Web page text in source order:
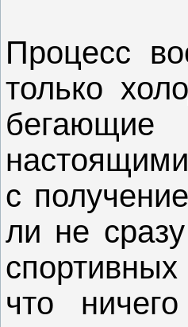
Процесс
только
с
ли не
что